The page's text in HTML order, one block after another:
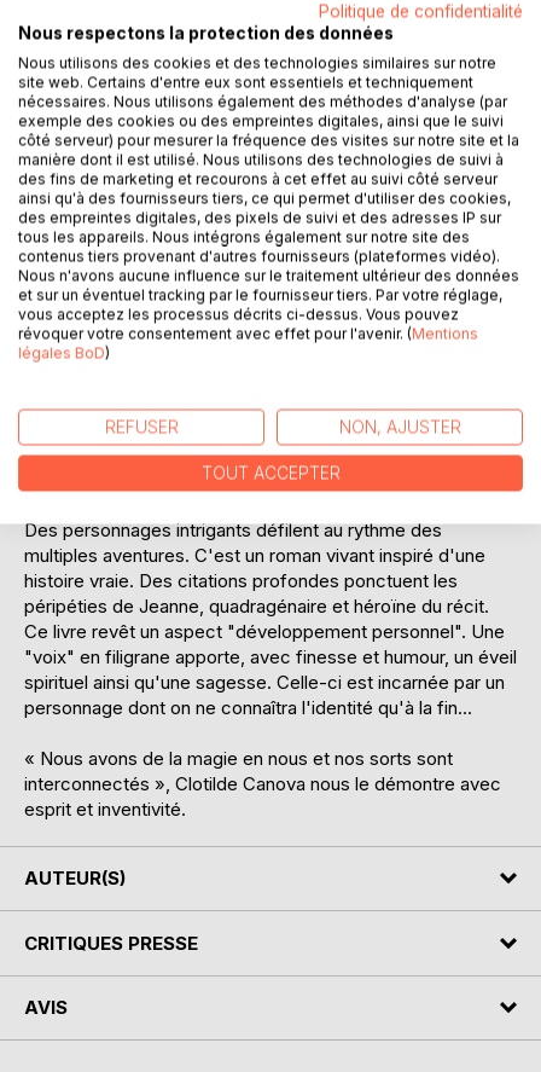
de "bonne famille", allait se retrouver à vivre, en quelques
mois, ce qu'elle n'avait encore jamais vécu en 40 ans? Elle
repense alors son existence, propulsée à des milliers de
kilomètres de sa zone de confort. Enfin, confort, un bien
grand mot pour décrire sa vie dont elle voyait les
fondations s'écrouler, jour après jour.
L'ampleur du champ de ruines, elle-même ne le connaissait
pas. Ensemble, ils font le grand saut. Puis, 3 mois et 15 000
kilomètres plus tard, elle se retrouve rattrapée par son
destin. Rester ou partir de Bali? Pas vraiment eu le temps
de répondre à cette question. Elle a été kidnappée, un
soir...
sphères aussi sombres que lumineuses, elle côtoie, les
anges et les démons. Elle flirte sur "l'île des Dieux".
Trimbalée, secouée, charriée puis transportée jusqu'à La
Rencontre, celle qui modifiera sa destinée.
Des personnages intrigants défilent au rythme des
multiples aventures. C'est un roman vivant inspiré d'une
histoire vraie. Des citations profondes ponctuent les
péripéties de Jeanne, quadragénaire et héroïne du récit.
Ce livre revêt un aspect "développement personnel". Une
"voix" en filigrane apporte, avec finesse et humour, un éveil
spirituel ainsi qu'une sagesse. Celle-ci est incarnée par un
personnage dont on ne connaîtra l'identité qu'à la fin...
« Nous avons de la magie en nous et nos sorts sont
interconnectés », Clotilde Canova nous le démontre avec
esprit et inventivité.
AUTEUR(S)
CRITIQUES PRESSE
AVIS
Politique de confidentialité
Nous respectons la protection des données
Nous utilisons des cookies et des technologies similaires sur notre
site web. Certains d'entre eux sont essentiels et techniquement
nécessaires. Nous utilisons également des méthodes d'analyse (par
exemple des cookies ou des empreintes digitales, ainsi que le suivi
côté serveur) pour mesurer la fréquence des visites sur notre site et la
manière dont il est utilisé. Nous utilisons des technologies de suivi à
des fins de marketing et recourons à cet effet au suivi côté serveur
ainsi qu'à des fournisseurs tiers, ce qui permet d'utiliser des cookies,
des empreintes digitales, des pixels de suivi et des adresses IP sur
tous les appareils. Nous intégrons également sur notre site des
contenus tiers provenant d'autres fournisseurs (plateformes vidéo).
Nous n'avons aucune influence sur le traitement ultérieur des données
et sur un éventuel tracking par le fournisseur tiers. Par votre réglage,
vous acceptez les processus décrits ci-dessus. Vous pouvez
révoquer votre consentement avec effet pour l'avenir. (Mentions
légales BoD)
REFUSER NON, AJUSTER
TOUT ACCEPTER